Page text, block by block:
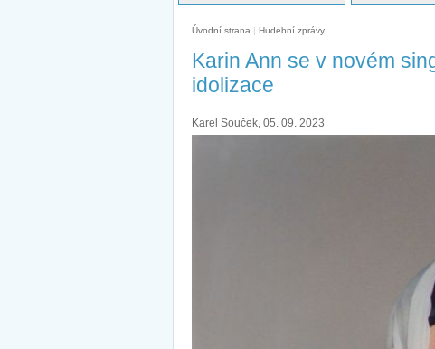
Úvodní strana | Hudební zprávy
Karin Ann se v novém
idolizace
Karel Souček, 05. 09. 2023